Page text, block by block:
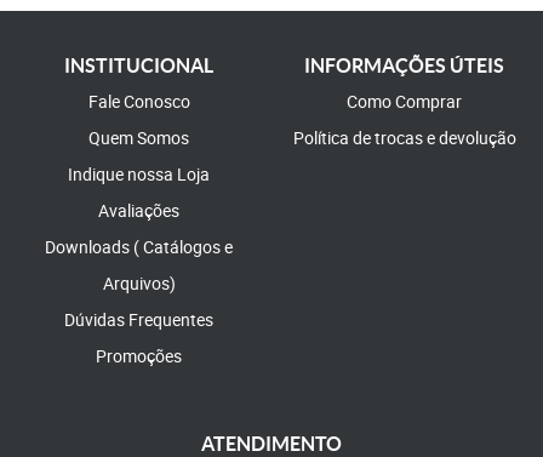
INSTITUCIONAL
Fale Conosco
Quem Somos
Indique nossa Loja
Avaliações
Downloads ( Catálogos e
Arquivos)
Dúvidas Frequentes
Promoções
INFORMAÇÕES ÚTEIS
Como Comprar
Política de trocas e devolução
ATENDIMENTO